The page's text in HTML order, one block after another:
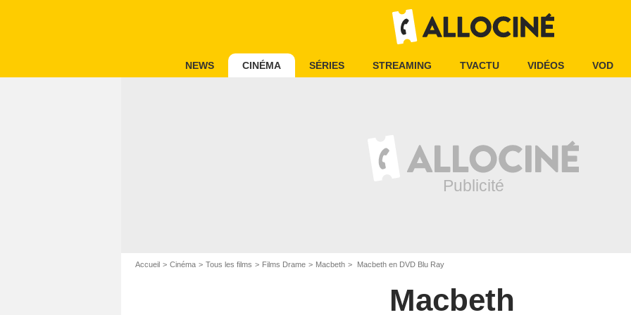
NEWS CINÉMA SÉRIES STREAMING TVACTU VIDÉOS VOD
Accueil Cinéma Tous les films Films Drame Macbeth Macbeth en DVD Blu Ray
Macbeth